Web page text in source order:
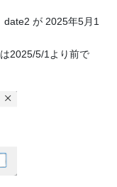
date2 が 2025年5月1
2025/5/1より前で